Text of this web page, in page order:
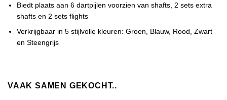
Biedt plaats aan 6 dartpijlen voorzien van shafts, 2 sets extra
shafts en 2 sets flights
Verkrijgbaar in 5 stijlvolle kleuren: Groen, Blauw, Rood, Zwart
en Steengrijs
VAAK SAMEN GEKOCHT..